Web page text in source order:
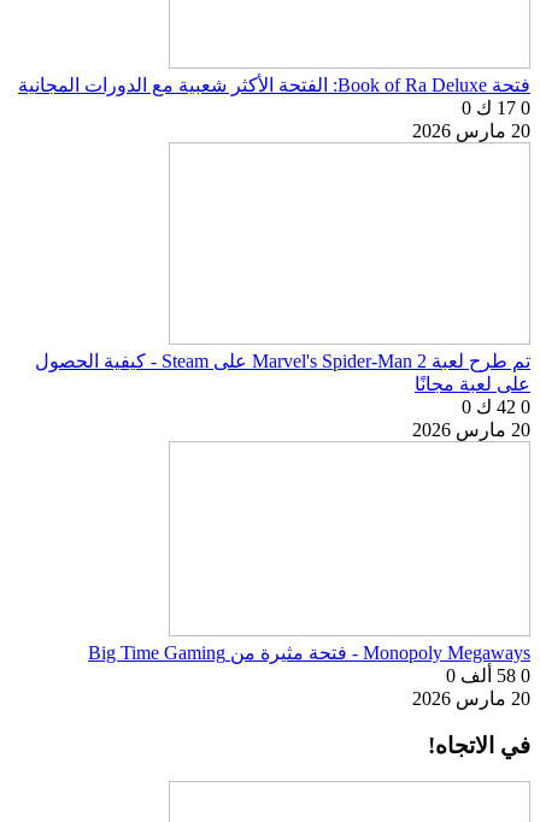
فتحة Book of Ra Deluxe: الفتحة الأكثر شعبية مع الدورات المجانية
0 17 ك
0
20 مارس 2026
تم طرح لعبة Marvel's Spider-Man 2 على Steam - كيفية الحصول
على لعبة مجانًا
0 42 ك
0
20 مارس 2026
Monopoly Megaways - فتحة مثيرة من Big Time Gaming
0 58 ألف
0
20 مارس 2026
في الاتجاه!